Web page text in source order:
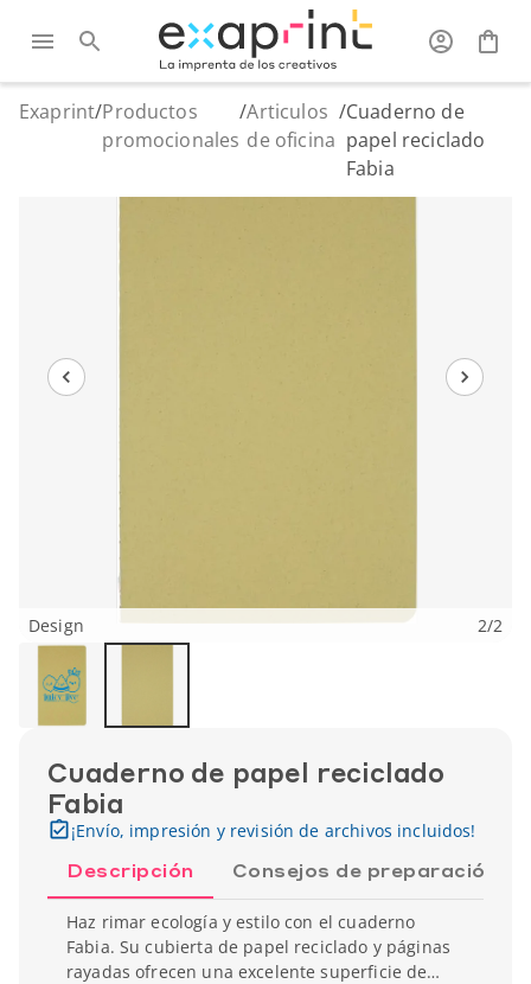
Exaprint/Productos
promocionales
/Articulos
de oficina
/Cuaderno de
papel reciclado
Fabia
Design 2/2
Cuaderno de papel reciclado
Fabia
¡Envío, impresión y revisión de archivos incluidos!
Descripción Consejos de preparación
Haz rimar ecología y estilo con el cuaderno
Fabia. Su cubierta de papel reciclado y páginas
rayadas ofrecen una excelente superficie de